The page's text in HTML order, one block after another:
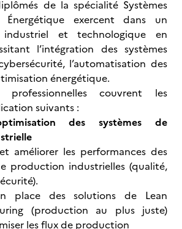
de la spécialité Systèmes
Énergétique exercent dans un
industriel et technologique en
l’intégration des systèmes
l’automatisation des
énergétique.
professionnelles couvrent les
suivants :
des systèmes de
améliorer les performances des
production industrielles (qualité,
place des solutions de Lean
(production au plus juste)
les flux de production